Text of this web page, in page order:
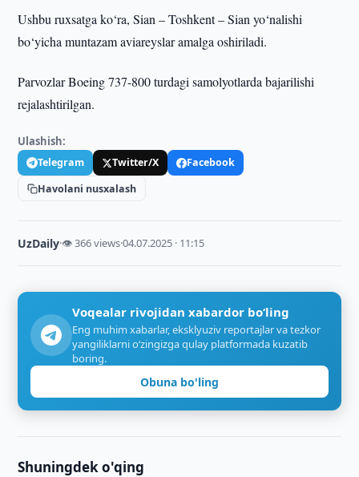
Ushbu ruxsatga ko‘ra, Sian – Toshkent – Sian yo‘nalishi
bo‘yicha muntazam aviareyslar amalga oshiriladi.
Parvozlar Boeing 737-800 turdagi samolyotlarda bajarilishi
rejalashtirilgan.
Ulashish:
Telegram Twitter/X
Facebook
Havolani nusxalash
UzDaily·👁 366 views·04.07.2025 · 11:15
Voqealar rivojidan xabardor bo‘ling
Eng muhim xabarlar, eksklyuziv reportajlar va tezkor
yangiliklarni o‘zingizga qulay platformada kuzatib
boring.
Obuna bo'ling
Shuningdek o'qing